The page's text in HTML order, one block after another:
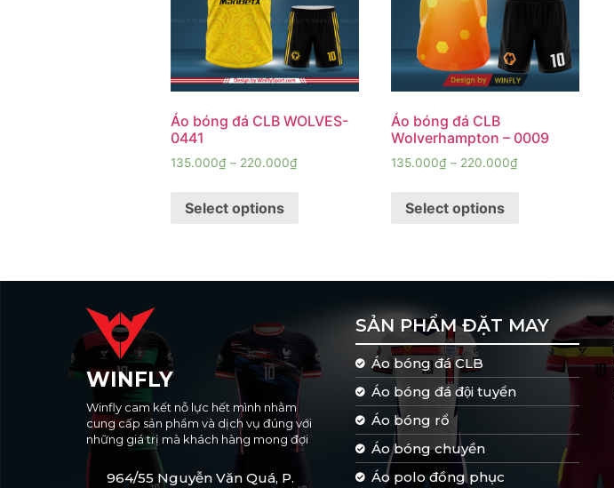
Áo bóng đá CLB WOLVES-
0441
135.000₫ – 220.000₫
Select options
Áo bóng đá CLB
Wolverhampton – 0009
135.000₫ – 220.000₫
Select options
WINFLY
Winfly cam kết nỗ lực hết mình nhằm
cung cấp sản phẩm và dịch vụ đúng với
những giá trị mà khách hàng mong đợi
964/55 Nguyễn Văn Quá, P.
SẢN PHẨM ĐẶT MAY
Áo bóng đá CLB
Áo bóng đá đội tuyển
Áo bóng rổ
Áo bóng chuyền
Áo polo đồng phục